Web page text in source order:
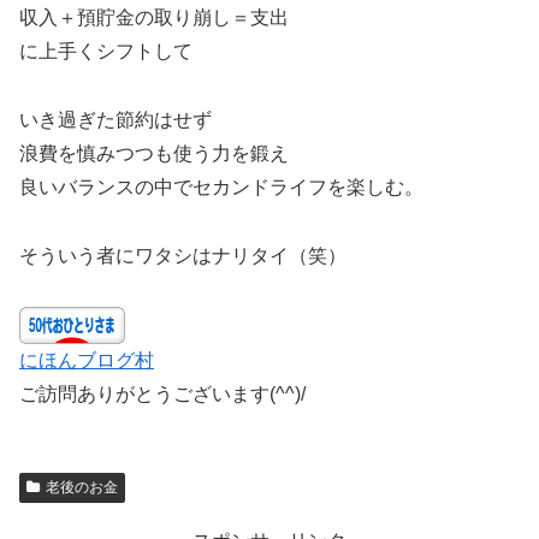
収入＋預貯金の取り崩し＝支出
に上手くシフトして
いき過ぎた節約はせず
浪費を慎みつつも使う力を鍛え
良いバランスの中でセカンドライフを楽しむ。
そういう者にワタシはナリタイ（笑）
にほんブログ村
ご訪問ありがとうございます(^^)/
老後のお金